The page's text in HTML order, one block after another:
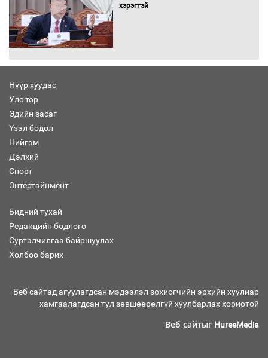
“Хар жагсаалт”-ын асуудлыг цэгцлэх
хэрэгтэй
Нүүр хуудас
Улс төр
Эдийн засаг
Үзэл бодол
Нийгэм
Дэлхий
Спорт
Энтертайнмент
Бидний тухай
Редакцийн бодлого
Сурталчилгаа байршуулах
Холбоо барих
Веб сайтад агуулагдсан мэдээлэл зохиогчийн эрхийн хуулиар
хамгаалагдсан тул зөвшөөрөлгүй хуулбарлах хориотой
Веб сайтыг HureeMedia